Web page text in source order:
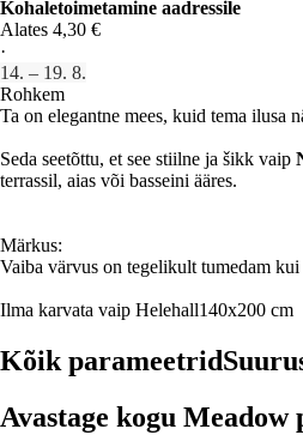
Kohaletoimetamine aadressile
Alates 4,30 €
·
14. – 19. 8.
Rohkem
Ta on elegantne mees, kuid tema ilusa
Seda seetõttu, et see stiilne ja šikk vaip
terrassil, aias või basseini ääres.
Märkus:
Vaiba värvus on tegelikult tumedam
Ilma karvata vaip Helehall140x200 cm
Kõik parameetrid
Avastage kogu Meadow